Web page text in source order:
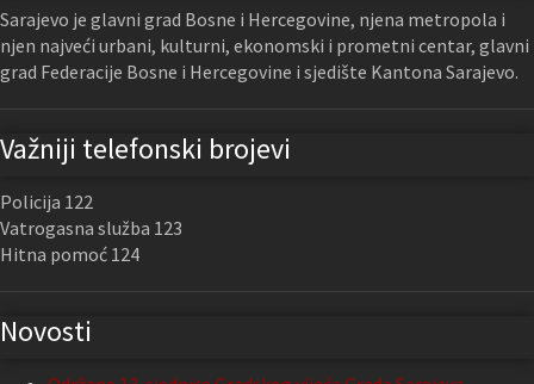
Sarajevo je glavni grad Bosne i Hercegovine, njena metropola i
njen najveći urbani, kulturni, ekonomski i prometni centar, glavni
grad Federacije Bosne i Hercegovine i sjedište Kantona Sarajevo.
Važniji telefonski brojevi
Policija 122
Vatrogasna služba 123
Hitna pomoć 124
Novosti